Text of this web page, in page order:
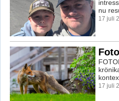
nu
17 juli
17 juli